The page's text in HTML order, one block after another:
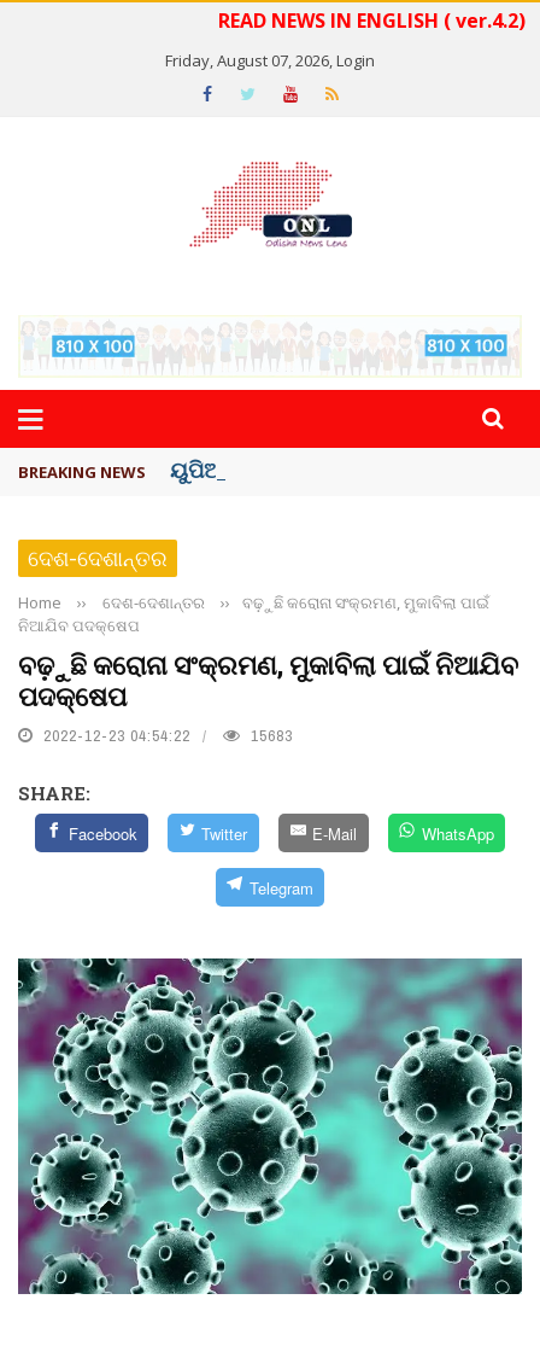
READ NEWS IN ENGLISH ( ver.4.2)
Friday, August 07, 2026,Login
BREAKING NEWS ୟୁପିଆଇ ଓ ଅନ୍ୟାନ୍ୟ ଡିଜିଟାଲ୍ ନେଣଦେଣ ...
ଦେଶ-ଦେଶାନ୍ତର
Home ›› ଦେଶ-ଦେଶାନ୍ତର ››
ବଢ଼ୁଛି କରୋନା ସଂକ୍ରମଣ, ମୁକାବିଲା ପାଇଁ
ନିଆଯିବ ପଦକ୍ଷେପ
ବଢ଼ୁଛି କରୋନା ସଂକ୍ରମଣ, ମୁକାବିଲା ପାଇଁ ନିଆଯିବ
ପଦକ୍ଷେପ
2022-12-23 04:54:22 15683
SHARE:
Facebook Twitter E-Mail WhatsApp
Telegram